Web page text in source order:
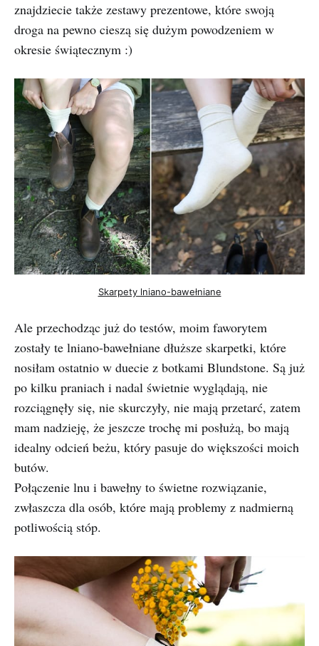
znajdziecie także zestawy prezentowe, które swoją
droga na pewno cieszą się dużym powodzeniem w
okresie świątecznym :)
Skarpety lniano-bawełniane
Ale przechodząc już do testów, moim faworytem
zostały te lniano-bawełniane dłuższe skarpetki, które
nosiłam ostatnio w duecie z botkami Blundstone. Są już
po kilku praniach i nadal świetnie wyglądają, nie
rozciągnęły się, nie skurczyły, nie mają przetarć, zatem
mam nadzieję, że jeszcze trochę mi posłużą, bo mają
idealny odcień beżu, który pasuje do większości moich
butów.
Połączenie lnu i bawełny to świetne rozwiązanie,
zwłaszcza dla osób, które mają problemy z nadmierną
potliwością stóp.